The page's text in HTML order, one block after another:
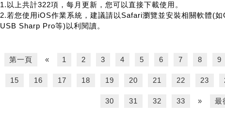
1.以上共計322項，每月更新，您可以直接下載使用。
2.若您使用iOS作業系統，建議請以Safari瀏覽並安裝相關軟體(
USB Sharp Pro等)以利閱讀。
第一頁 « 1 2 3 4 5 6 7 8 9
15 16 17 18 19 20 21 22 23
30 31 32 33 » 最